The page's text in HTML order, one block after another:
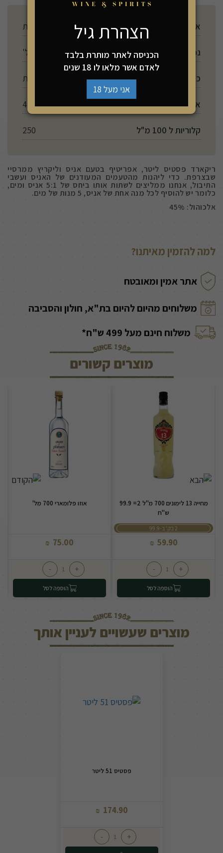
ארץ ייצור צרפת
נפח
כשרות ללא מדבקת כשרות
אלכוהול 45%
קלוריות ל 100 מ"ל 250
ריקארד פסטיס ליטר, אפריטיף בטעם אניס וליקריץ ממרסיי
שבצרפת. כדי ליהנות מהטעמים המעודנים של האניס ועשבי
התיבול, אנחנו ממליצים לשתות אותו ביחס של 5:1 אניס ומים,
כלומר יש להוסיף לכל מנה אחת של אניס, 5 מנות של מים.
אלכוהול: 45%
למה להזמין מאיתנו?
אתר אמין ומאובטח
משלוחים מהיום להיום בת"א, חולון והסביבה
משלוח חינם מעל 499 ש"ח*
מוצרים קשורים
מחייה 13 לימונים 700 מ"ל 2= 99.9
ש"ח
2 בק' ב-99.9
59.90
₪
+
-
הוספה לסל
אוזו פלומארי 700 מל'
75.00
₪
+
-
הוספה לסל
מוצרים שעשויים לעניין אותך
פסטיס 51 ליטר
174.90
₪
+
-
הצהרת גיל
הכניסה לאתר מותרת בלבד
לאדם אשר מלאו לו 18 שנים
אני מעל 18